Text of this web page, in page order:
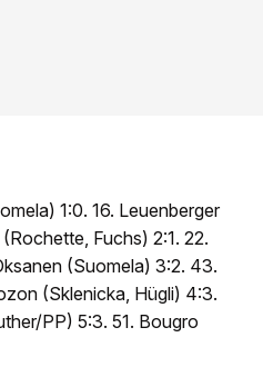
1:0. 16. Leuenberger
Fuchs) 2:1. 22.
(Suomela) 3:2. 43.
(Sklenicka, Hügli) 4:3.
PP) 5:3. 51. Bougro